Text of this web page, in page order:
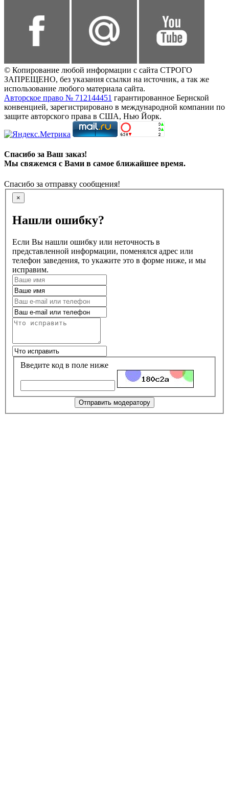
© Копирование любой информации с сайта СТРОГО
ЗАПРЕЩЕНО, без указания ссылки на источник, а так же
использование любого материала сайта.
Авторское право № 712144451 гарантированное Бернской
конвенцией, зарегистрировано в международной компании по
защите авторского права в США, Нью Йорк.
Спасибо за Ваш заказ!
Мы свяжемся с Вами в самое ближайшее время.
Спасибо за отправку сообщения!
×
Нашли ошибку?
Если Вы нашли ошибку или неточность в
представленной информации, поменялся адрес или
телефон заведения, то укажите это в форме ниже, и мы
исправим.
Введите код в поле ниже
Отправить модератору